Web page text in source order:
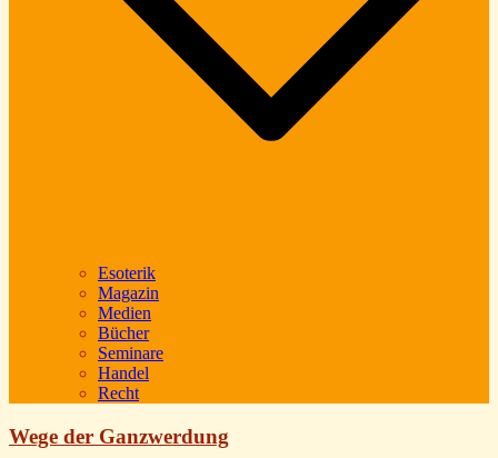
Esoterik
Magazin
Medien
Bücher
Seminare
Handel
Recht
Wege der Ganzwerdung